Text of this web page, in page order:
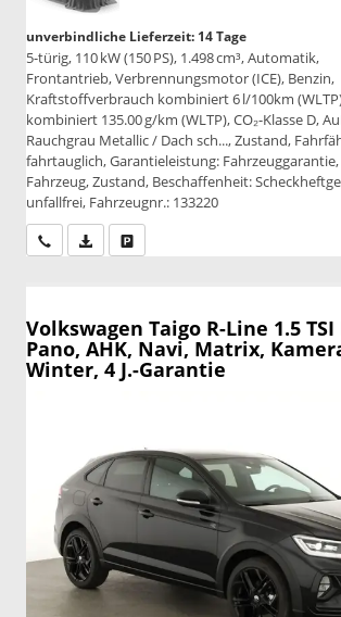
unverbindliche Lieferzeit: 14 Tage
5-türig, 110 kW (150 PS), 1.498 cm³, Automatik,
Frontantrieb, Verbrennungsmotor (ICE), Benzin,
Kraftstoffverbrauch kombiniert 6 l/100km
kombiniert 135.00 g/km (WLTP), CO₂-Klasse D,
Rauchgrau Metallic / Dach sch..., Zustand,
fahrtauglich, Garantieleistung:
Fahrzeug, Zustand, Beschaffenheit:
unfallfrei, Fahrzeugnr.: 133220
Wir rufen Sie anPDF-Datei, Fahrzeugexposé drucken
Volkswagen Taigo R-Line 1.5
Pano, AHK, Navi, Matrix,
Winter, 4 J.-Garantie